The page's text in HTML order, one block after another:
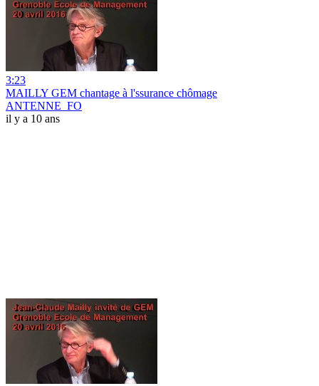
3:23
MAILLY GEM chantage à l'ssurance chômage
ANTENNE_FO
il y a 10 ans